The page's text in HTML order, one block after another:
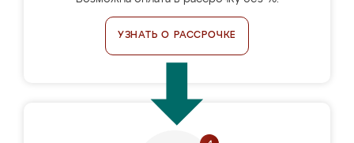
УЗНАТЬ О РАССРОЧКЕ